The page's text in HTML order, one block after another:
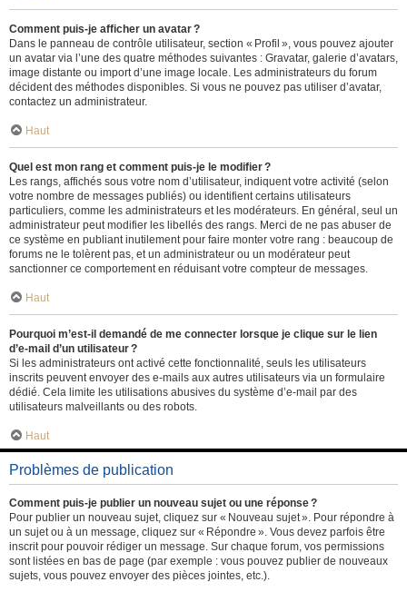
Comment puis-je afficher un avatar ?
Dans le panneau de contrôle utilisateur, section « Profil », vous pouvez ajouter
un avatar via l’une des quatre méthodes suivantes : Gravatar, galerie d’avatars,
image distante ou import d’une image locale. Les administrateurs du forum
décident des méthodes disponibles. Si vous ne pouvez pas utiliser d’avatar,
contactez un administrateur.
Haut
Quel est mon rang et comment puis-je le modifier ?
Les rangs, affichés sous votre nom d’utilisateur, indiquent votre activité (selon
votre nombre de messages publiés) ou identifient certains utilisateurs
particuliers, comme les administrateurs et les modérateurs. En général, seul un
administrateur peut modifier les libellés des rangs. Merci de ne pas abuser de
ce système en publiant inutilement pour faire monter votre rang : beaucoup de
forums ne le tolèrent pas, et un administrateur ou un modérateur peut
sanctionner ce comportement en réduisant votre compteur de messages.
Haut
Pourquoi m’est-il demandé de me connecter lorsque je clique sur le lien
d’e-mail d’un utilisateur ?
Si les administrateurs ont activé cette fonctionnalité, seuls les utilisateurs
inscrits peuvent envoyer des e-mails aux autres utilisateurs via un formulaire
dédié. Cela limite les utilisations abusives du système d’e-mail par des
utilisateurs malveillants ou des robots.
Haut
Problèmes de publication
Comment puis-je publier un nouveau sujet ou une réponse ?
Pour publier un nouveau sujet, cliquez sur « Nouveau sujet ». Pour répondre à
un sujet ou à un message, cliquez sur « Répondre ». Vous devez parfois être
inscrit pour pouvoir rédiger un message. Sur chaque forum, vos permissions
sont listées en bas de page (par exemple : vous pouvez publier de nouveaux
sujets, vous pouvez envoyer des pièces jointes, etc.).